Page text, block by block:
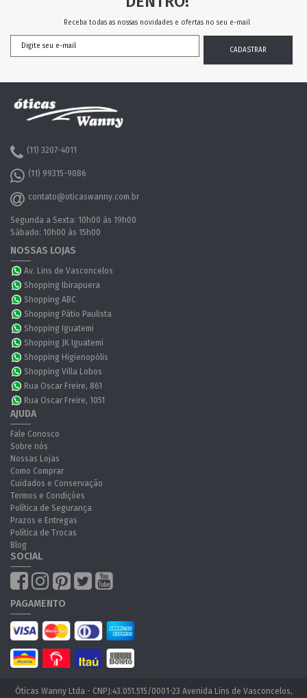
Receba todas as nossas novidades e ofertas no seu e-mail
(11) 3207-4011
(11) 99315-9086
contato@oticaswanny.com.br
Segunda a Sexta: 10h00 às 19h00
Sábado: 10h00 às 15h00
NOSSAS LOJAS
Av. Lins de Vasconcelos
Shopping Ibirapuera
Shopping ABC
Shopping Pátio Paulista
Shopping Iguatemi
Shopping JK Iguatemi
Shopping Higienopólis
Shopping Villa Lobos
Rua Oscar Freire, 861
Rua Oscar Freire, 1051
AJUDA
Fale Conosco
Sobre nós
Nossas Lojas
Como Comprar
Cuidados e Conservação
Termos e Condições
Política de Segurança
Prazos e Entregas
Política de Trocas
Blog
SOCIAL
PAGAMENTO
Óticas Wanny Ltda - CNPJ:43.051.515/0001-23 Avenida Lins de Vasconcelos,